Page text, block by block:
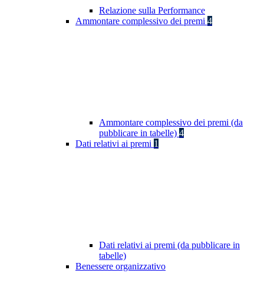
Relazione sulla Performance
Ammontare complessivo dei premi 4
Ammontare complessivo dei premi (da
pubblicare in tabelle) 4
Dati relativi ai premi 1
Dati relativi ai premi (da pubblicare in
tabelle)
Benessere organizzativo